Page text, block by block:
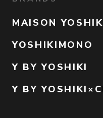
MAISON
YOSHIKIMONO
Y BY YOSHIKI
Y BY